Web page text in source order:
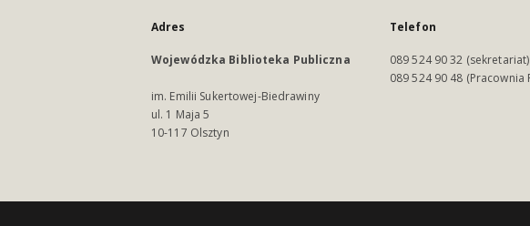
Adres
Wojewódzka Biblioteka Publiczna
im. Emilii Sukertowej-Biedrawiny
ul. 1 Maja 5
10-117 Olsztyn
Telefon
089 524 90 32 (sekretariat)
089 524 90 48 (Pracownia